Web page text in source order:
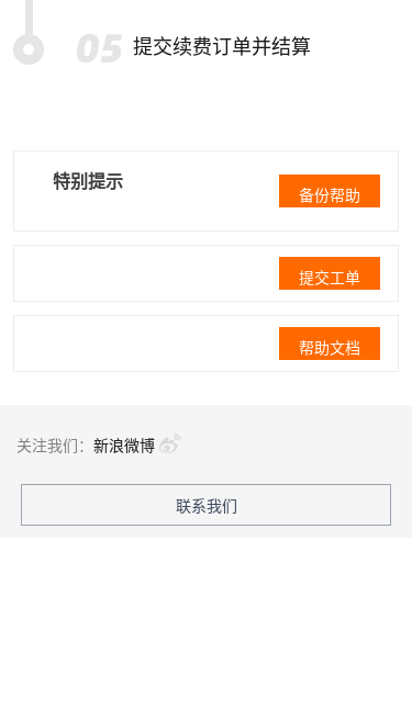
提交续费订单并结算
特别提示
备份帮助
提交工单
帮助文档